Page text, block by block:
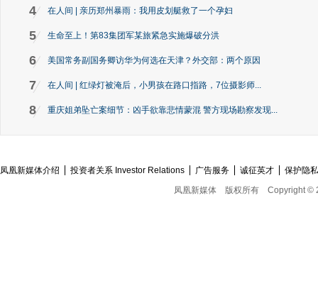
4 在人间 | 亲历郑州暴雨：我用皮划艇救了一个孕妇
5 生命至上！第83集团军某旅紧急实施爆破分洪
6 美国常务副国务卿访华为何选在天津？外交部：两个原因
7 在人间 | 红绿灯被淹后，小男孩在路口指路，7位摄影师...
8 重庆姐弟坠亡案细节：凶手欲靠悲情蒙混 警方现场勘察发现...
凤凰新媒体介绍 投资者关系 Investor Relations 广告服务 诚征英才
保护隐
凤凰新媒体
版权所有 Copyright ©